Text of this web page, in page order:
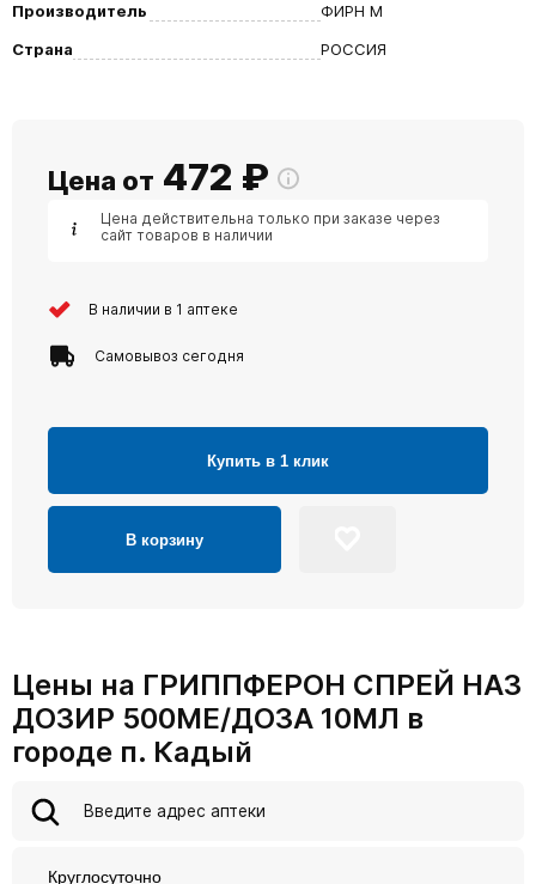
Производитель
ФИРН М
Страна
РОССИЯ
Цена от 472 ₽
Цена действительна только при заказе через
сайт товаров в наличии
В наличии в 1 аптеке
Самовывоз сегодня
Купить в 1 клик
В корзину
Цены на ГРИППФЕРОН СПРЕЙ НАЗ
ДОЗИР 500МЕ/ДОЗА 10МЛ в
городе п. Кадый
Круглосуточно